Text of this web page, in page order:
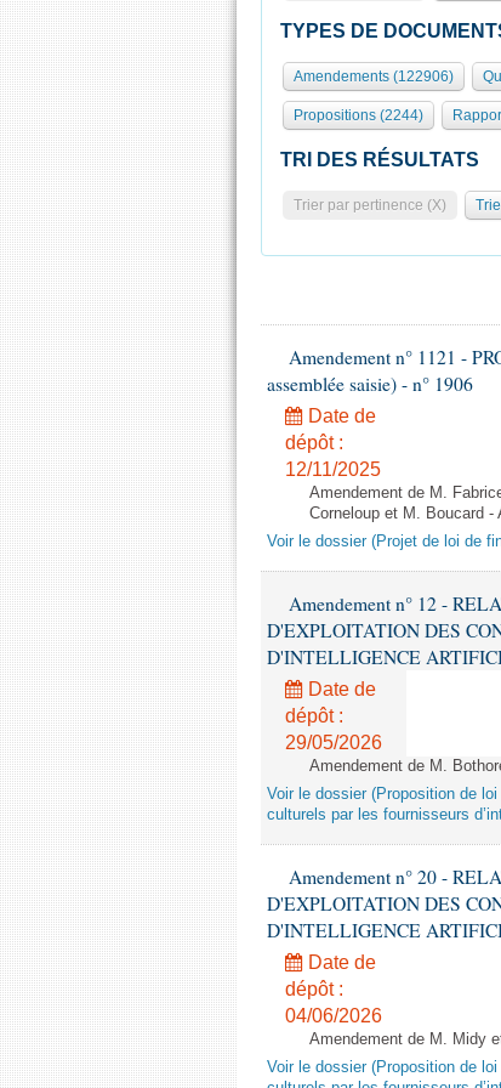
TYPES DE
Amendements (122906)
Propositions (2244)
TRI DES RÉSULTATS
Trier par pertinence (X)
Amendement n° 1121 -
assemblée saisie) - n° 1906
Date de
dépôt :
12/11/2025
Amendement de M.
Corneloup et M. Boucard -
Voir le dossier (Projet de loi de
Amendement n° 12 -
D'EXPLOITATION DES
D'INTELLIGENCE
Date de
dépôt :
29/05/2026
Amendement de M.
Voir le dossier (Proposition de loi
culturels par les fournisseurs
Amendement n° 20 -
D'EXPLOITATION DES
D'INTELLIGENCE
Date de
dépôt :
04/06/2026
Amendement de M. Midy
Voir le dossier (Proposition de loi